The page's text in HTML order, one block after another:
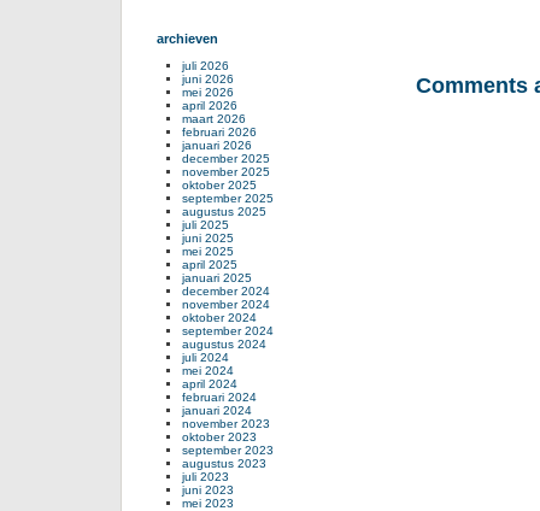
Comments
archieven
juli 2026
juni 2026
mei 2026
april 2026
maart 2026
februari 2026
januari 2026
december 2025
november 2025
oktober 2025
september 2025
augustus 2025
juli 2025
juni 2025
mei 2025
april 2025
januari 2025
december 2024
november 2024
oktober 2024
september 2024
augustus 2024
juli 2024
mei 2024
april 2024
februari 2024
januari 2024
november 2023
oktober 2023
september 2023
augustus 2023
juli 2023
juni 2023
mei 2023